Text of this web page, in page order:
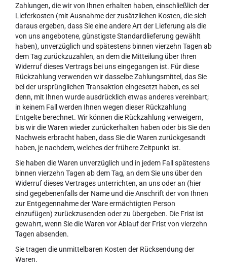
Zahlungen, die wir von Ihnen erhalten haben, einschließlich der
Lieferkosten (mit Ausnahme der zusätzlichen Kosten, die sich
daraus ergeben, dass Sie eine andere Art der Lieferung als die
von uns angebotene, günstigste Standardlieferung gewählt
haben), unverzüglich und spätestens binnen vierzehn Tagen ab
dem Tag zurückzuzahlen, an dem die Mitteilung über Ihren
Widerruf dieses Vertrags bei uns eingegangen ist. Für diese
Rückzahlung verwenden wir dasselbe Zahlungsmittel, das Sie
bei der ursprünglichen Transaktion eingesetzt haben, es sei
denn, mit Ihnen wurde ausdrücklich etwas anderes vereinbart;
in keinem Fall werden Ihnen wegen dieser Rückzahlung
Entgelte berechnet. Wir können die Rückzahlung verweigern,
bis wir die Waren wieder zurückerhalten haben oder bis Sie den
Nachweis erbracht haben, dass Sie die Waren zurückgesandt
haben, je nachdem, welches der frühere Zeitpunkt ist.
Sie haben die Waren unverzüglich und in jedem Fall spätestens
binnen vierzehn Tagen ab dem Tag, an dem Sie uns über den
Widerruf dieses Vertrages unterrichten, an uns oder an (hier
sind gegebenenfalls der Name und die Anschrift der von Ihnen
zur Entgegennahme der Ware ermächtigten Person
einzufügen) zurückzusenden oder zu übergeben. Die Frist ist
gewahrt, wenn Sie die Waren vor Ablauf der Frist von vierzehn
Tagen absenden.
Sie tragen die unmittelbaren Kosten der Rücksendung der
Waren.